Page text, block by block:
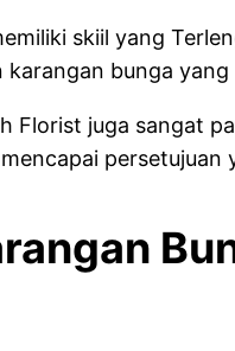
skiil yang
bunga
Florist juga sangat